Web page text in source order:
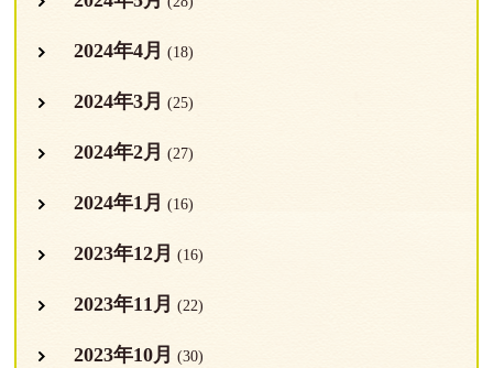
2024年4月 (18)
2024年3月 (25)
2024年2月 (27)
2024年1月 (16)
2023年12月 (16)
2023年11月 (22)
2023年10月 (30)